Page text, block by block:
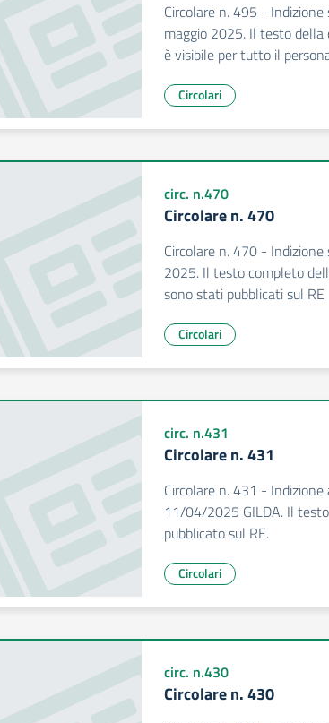
Circolare n. 495 -
maggio 2025. Il testo della
è visibile per tutto il
Circolari
circ. n.470
Circolare n. 470
Circolare n. 470 -
2025. Il testo completo
sono stati pubblicati sul RE
Circolari
circ. n.431
Circolare n. 431
Circolare n. 431 -
11/04/2025 GILDA. Il
pubblicato sul RE.
Circolari
circ. n.430
Circolare n. 430